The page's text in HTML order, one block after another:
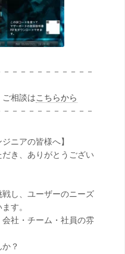
－－－－－－－－－－
ご相談はこちらから
－－－－－－－－－－
ニアの皆様へ】
き、ありがとうござい
し、ユーザーのニーズ
す。
社・チーム・社員の雰
？